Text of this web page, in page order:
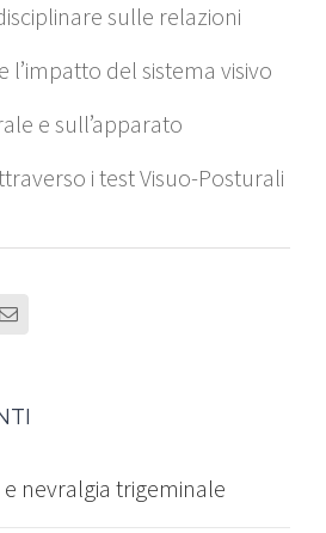
sulle relazioni
l’impatto del sistema visivo
e sull’apparato
i test Visuo-Posturali
nevralgia trigeminale